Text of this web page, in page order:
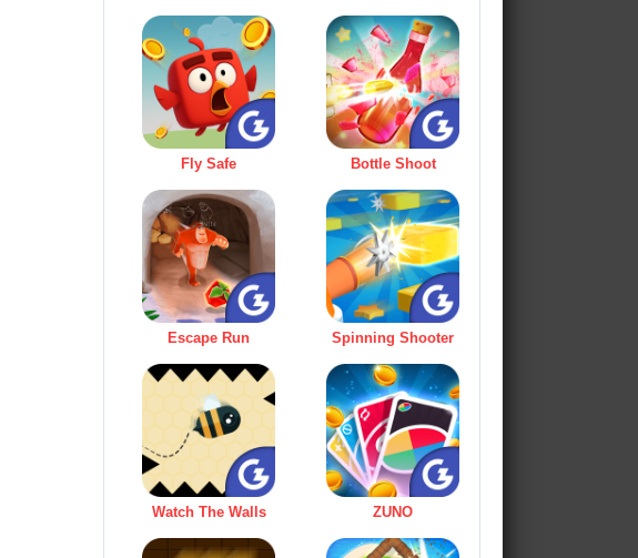
Fly Safe Bottle Shoot
Escape Run Spinning Shooter
Watch The Walls ZUNO